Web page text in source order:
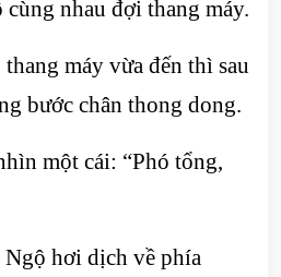
nhau đợi thang máy.
máy vừa đến thì sau
bước chân thong dong.
một cái: “Phó tổng,
hơi dịch về phía